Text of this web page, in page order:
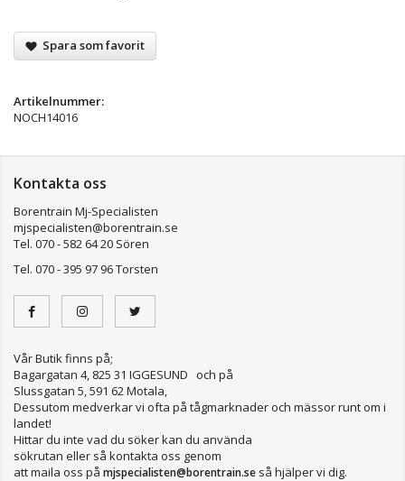
Spara som favorit
Artikelnummer:
NOCH14016
Kontakta oss
Borentrain Mj-Specialisten
mjspecialisten@borentrain.se
Tel. 070 - 582 64 20 Sören
Tel. 070 - 395 97 96 Torsten
Vår Butik finns på;
Bagargatan 4, 825 31 IGGESUND och på
Slussgatan 5, 591 62 Motala,
Dessutom medverkar vi ofta på tågmarknader och mässor runt om i
landet!
Hittar du inte vad du söker kan du använda
sökrutan eller så kontakta oss genom
att maila oss på mjspecialisten@borentrain.se så hjälper vi dig.